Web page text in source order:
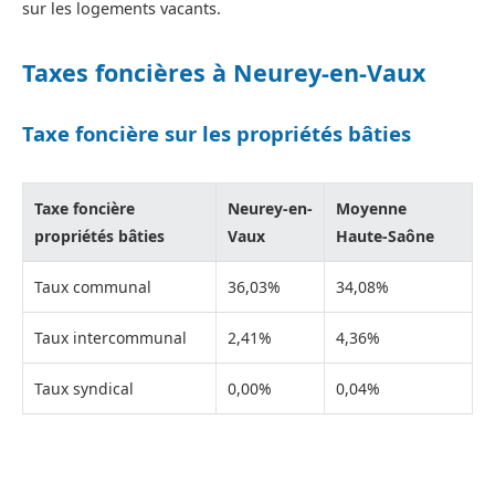
sur les logements vacants.
Taxes foncières à Neurey-en-Vaux
Taxe foncière sur les propriétés bâties
Taxe foncière
propriétés bâties
Neurey-en-
Vaux
Moyenne
Haute-Saône
Taux communal 36,03% 34,08%
Taux intercommunal 2,41% 4,36%
Taux syndical 0,00% 0,04%